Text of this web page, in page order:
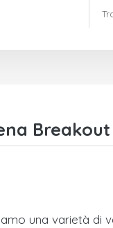
Breakout
una varietà di